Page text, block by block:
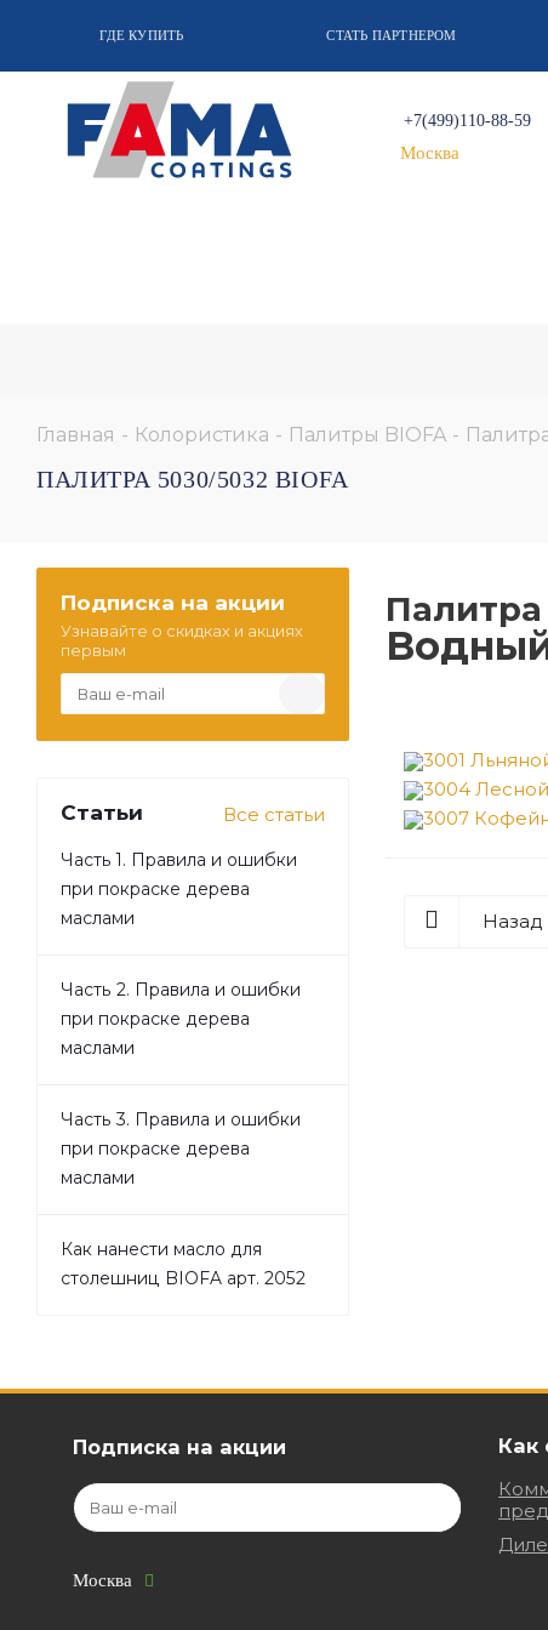
ГДЕ КУПИТЬ СТАТЬ ПАРТНЕРОМ
+7(499)110-88-59
Москва
Главная - Колористика - Палитры BIOFA -
ПАЛИТРА 5030/5032 BIOFA
Палитра
3001
3004
3007
Назад
Подписка на акции
Узнавайте о скидках и акциях
первым
Статьи Все статьи
Часть 1. Правила и ошибки
при покраске дерева
маслами
Часть 2. Правила и ошибки
при покраске дерева
маслами
Часть 3. Правила и ошибки
при покраске дерева
маслами
Как нанести масло для
столешниц BIOFA арт. 2052
Подписка на акции
Москва
Как